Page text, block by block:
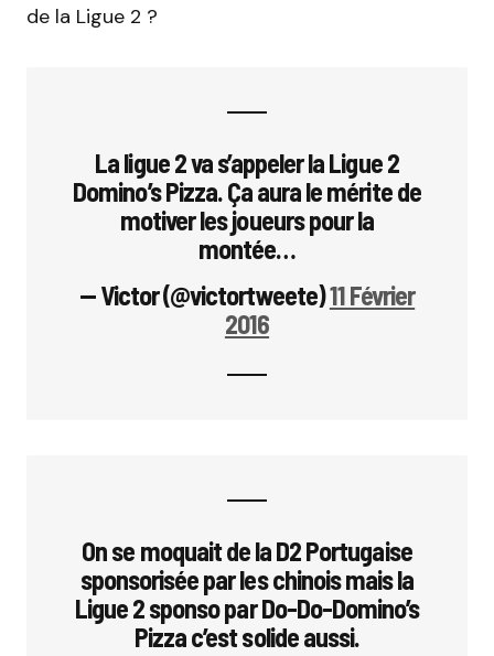
de la Ligue 2 ?
La ligue 2 va s’appeler la Ligue 2
Domino’s Pizza. Ça aura le mérite de
motiver les joueurs pour la
montée…
— Victor (@victortweete)11 Février
2016
On se moquait de la D2 Portugaise
sponsorisée par les chinois mais la
Ligue 2 sponso par Do-Do-Domino’s
Pizza c’est solide aussi.